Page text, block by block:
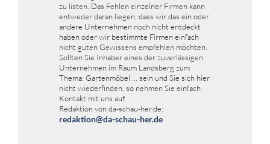
zu listen. Das Fehlen einzelner Firmen kann
entweder daran liegen, dass wir das ein oder
andere Unternehmen noch nicht entdeckt
haben oder wir bestimmte Firmen einfach
nicht guten Gewissens empfehlen möchten.
Sollten Sie Inhaber eines der zuverlässigen
Unternehmen im Raum Landsberg zum
Thema: Gartenmöbel ... sein und Sie sich hier
nicht wiederfinden, so nehmen Sie einfach
Kontakt mit uns auf.
Redaktion von da-schau-her.de:
redaktion@da-schau-her.de